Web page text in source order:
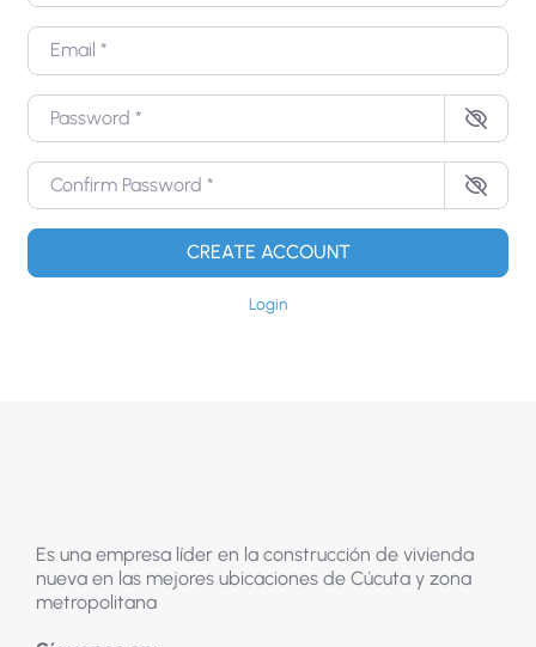
Email*
Password*
Confirm Password*
CREATE ACCOUNT
Login
Es una empresa líder en la construcción de vivienda
nueva en las mejores ubicaciones de Cúcuta y zona
metropolitana